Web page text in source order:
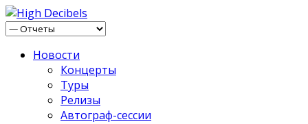
Новости
Концерты
Туры
Релизы
Автограф-сессии